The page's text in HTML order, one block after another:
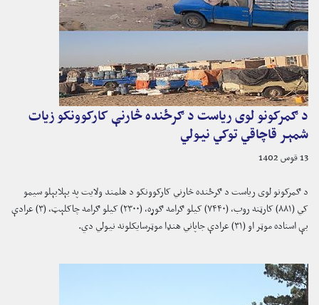
د ګمرکونو لوی ریاست د ګرځنده څارنې کارکوونکو زیات
شمېر قاچاقي توکي نیولي
13 قوس 1402
د ګمرکونو لوی ریاست د ګرځنده څارني کارکوونکو د هلمند ولایت په بېلابېلو سیمو
کي (۸۸۱) کارټنه روب، (۷۴۴۰) کیلو ګرامه ګوړه، (۲۳۰۰) کیلو ګرامه چاکلېټ، (۳) عرادې
بې اسناده موټر او (۳۱) عرادې جاپاني هنډا موټرسایکلونه نیولي دي.